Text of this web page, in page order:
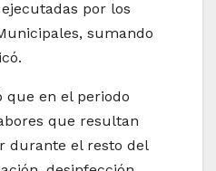
por los
sumando
que en el periodo
que resultan
durante el resto del